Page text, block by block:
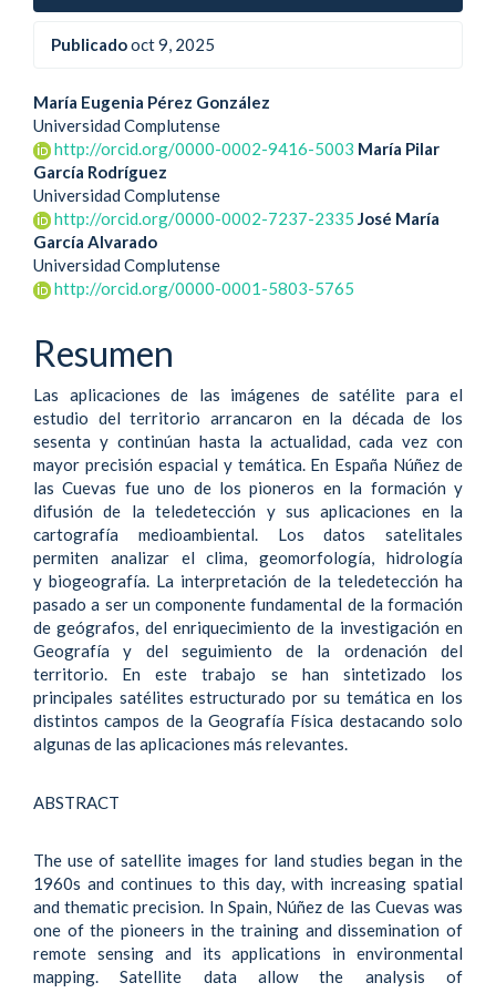
Publicadooct 9, 2025
Contenido
principal
del
artículo
María Eugenia Pérez González
Universidad Complutense
http://orcid.org/0000-0002-9416-5003 María Pilar
García Rodríguez
Universidad Complutense
http://orcid.org/0000-0002-7237-2335 José María
García Alvarado
Universidad Complutense
http://orcid.org/0000-0001-5803-5765
Resumen
Las aplicaciones de las imágenes de satélite para el
estudio del territorio arrancaron en la década de los
sesenta y continúan hasta la actualidad, cada vez con
mayor precisión espacial y temática. En España Núñez de
las Cuevas fue uno de los pioneros en la formación y
difusión de la teledetección y sus aplicaciones en la
cartografía medioambiental. Los datos satelitales
permiten analizar el clima, geomorfología, hidrología
y biogeografía. La interpretación de la teledetección ha
pasado a ser un componente fundamental de la formación
de geógrafos, del enriquecimiento de la investigación en
Geografía y del seguimiento de la ordenación del
territorio. En este trabajo se han sintetizado los
principales satélites estructurado por su temática en los
distintos campos de la Geografía Física destacando solo
algunas de las aplicaciones más relevantes.
ABSTRACT
The use of satellite images for land studies began in the
1960s and continues to this day, with increasing spatial
and thematic precision. In Spain, Núñez de las Cuevas was
one of the pioneers in the training and dissemination of
remote sensing and its applications in environmental
mapping. Satellite data allow the analysis of